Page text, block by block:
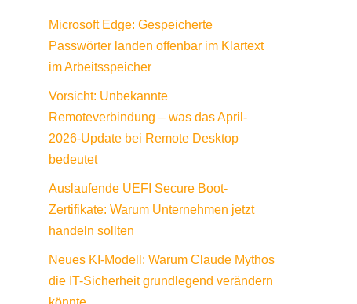
Microsoft Edge: Gespeicherte
Passwörter landen offenbar im Klartext
im Arbeitsspeicher
Vorsicht: Unbekannte
Remoteverbindung – was das April-
2026-Update bei Remote Desktop
bedeutet
Auslaufende UEFI Secure Boot-
Zertifikate: Warum Unternehmen jetzt
handeln sollten
Neues KI-Modell: Warum Claude Mythos
die IT-Sicherheit grundlegend verändern